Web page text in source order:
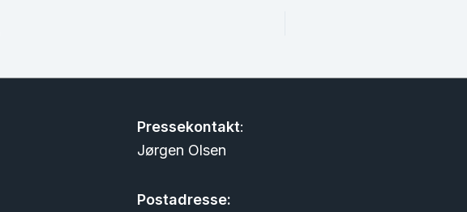
Pressekontakt:
Jørgen Olsen
Postadresse: